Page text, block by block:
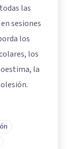
las
sesiones
los
los
la